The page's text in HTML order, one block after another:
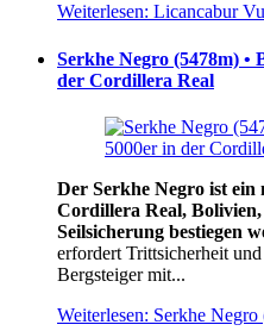
Weiterlesen: Licancabur
Serkhe Negro (5478m) •
der Cordillera Real
Der Serkhe Negro ist ein
Cordillera Real,
Seilsicherung bestiegen
erfordert Trittsicherheit
Bergsteiger mit...
Weiterlesen: Serkhe